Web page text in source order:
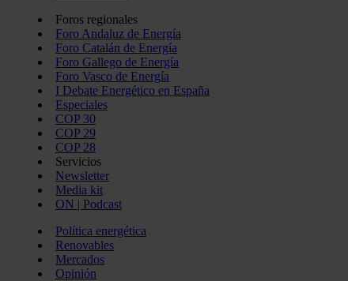
Foros regionales
Foro Andaluz de Energía
Foro Catalán de Energía
Foro Gallego de Energía
Foro Vasco de Energía
I Debate Energético en España
Especiales
COP 30
COP 29
COP 28
Servicios
Newsletter
Media kit
ON | Podcast
Política energética
Renovables
Mercados
Opinión